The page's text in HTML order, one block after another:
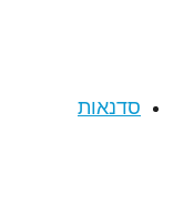
סדנאות